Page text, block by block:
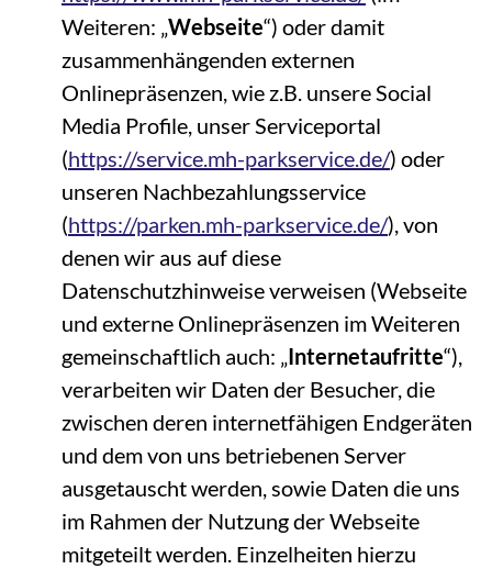
Weiteren: „Webseite“) oder damit
zusammenhängenden externen
Onlinepräsenzen, wie z.B. unsere Social
Media Profile, unser Serviceportal
(https://service.mh-parkservice.de/) oder
unseren Nachbezahlungsservice
(https://parken.mh-parkservice.de/), von
denen wir aus auf diese
Datenschutzhinweise verweisen (Webseite
und externe Onlinepräsenzen im Weiteren
gemeinschaftlich auch: „Internetaufritte“),
verarbeiten wir Daten der Besucher, die
zwischen deren internetfähigen Endgeräten
und dem von uns betriebenen Server
ausgetauscht werden, sowie Daten die uns
im Rahmen der Nutzung der Webseite
mitgeteilt werden. Einzelheiten hierzu